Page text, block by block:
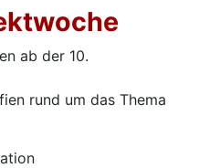
ab der 10.
rund um das Thema